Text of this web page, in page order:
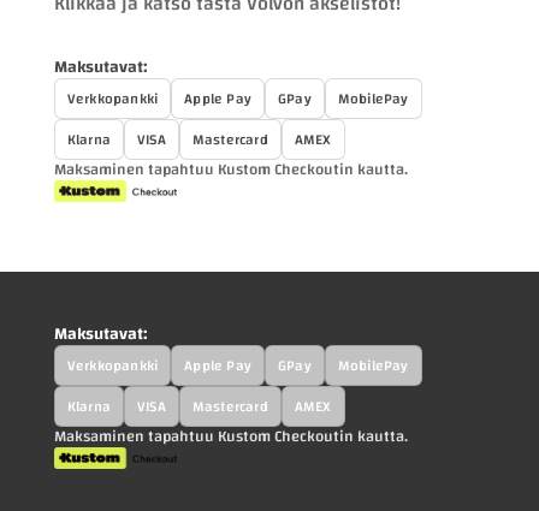
Maksutavat:
Verkkopankki Apple Pay GPay
MobilePay
Klarna
VISA Mastercard AMEX
Maksaminen tapahtuu Kustom Checkoutin kautta.
Maksutavat:
Verkkopankki Apple Pay GPay
MobilePay
Klarna
VISA Mastercard AMEX
Maksaminen tapahtuu Kustom Checkoutin kautta.